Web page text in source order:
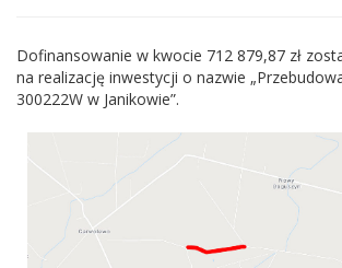
Dofinansowanie w kwocie 712 879,87 zł
na realizację inwestycji o nazwie
300222W w Janikowie”.